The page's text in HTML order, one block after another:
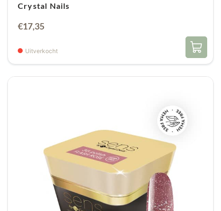
Crystal Nails
€17,35
Uitverkocht